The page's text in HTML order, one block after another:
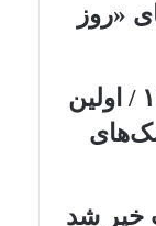
«روز
قیمت خودرو امروز ۱۵ مرداد ۱۴۰۵ / اولین
خیر شد